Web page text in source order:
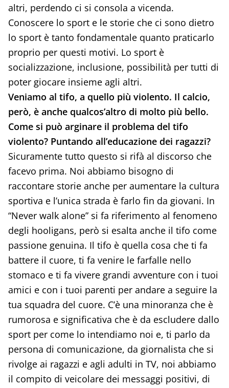
altri, perdendo ci si consola a vicenda.
Conoscere lo sport e le storie che ci sono dietro
lo sport è tanto fondamentale quanto praticarlo
proprio per questi motivi. Lo sport è
socializzazione, inclusione, possibilità per tutti di
poter giocare insieme agli altri.
Veniamo al tifo, a quello più violento. Il calcio,
però, è anche qualcos’altro di molto più bello.
Come si può arginare il problema del tifo
violento? Puntando all’educazione dei ragazzi?
Sicuramente tutto questo si rifà al discorso che
facevo prima. Noi abbiamo bisogno di
raccontare storie anche per aumentare la cultura
sportiva e l’unica strada è farlo fin da giovani. In
“Never walk alone” si fa riferimento al fenomeno
degli hooligans, però si esalta anche il tifo come
passione genuina. Il tifo è quella cosa che ti fa
battere il cuore, ti fa venire le farfalle nello
stomaco e ti fa vivere grandi avventure con i tuoi
amici e con i tuoi parenti per andare a seguire la
tua squadra del cuore. C’è una minoranza che è
rumorosa e significativa che è da escludere dallo
sport per come lo intendiamo noi e, ti parlo da
persona di comunicazione, da giornalista che si
rivolge ai ragazzi e agli adulti in TV, noi abbiamo
il compito di veicolare dei messaggi positivi, di